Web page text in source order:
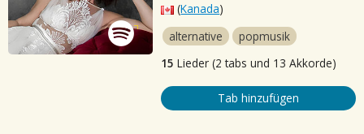
(Kanada)
alternative
popmusik
15 Lieder (2 tabs und 13 Akkorde)
Tab hinzufügen